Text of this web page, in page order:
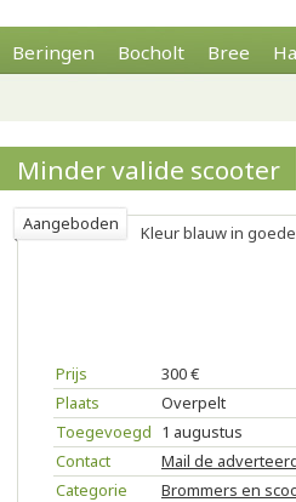
Beringen Bocholt Bree
Minder valide scooter
Aangeboden Kleur blauw in
Prijs
300 €
Plaats
Overpelt
Toegevoegd 1 augustus
Contact
Mail de
Categorie
Brommers en